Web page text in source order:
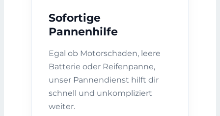
Sofortige
Pannenhilfe
Egal ob Motorschaden, leere
Batterie oder Reifenpanne,
unser Pannendienst hilft dir
schnell und unkompliziert
weiter.